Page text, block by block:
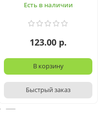
Есть в наличии
123.00 р.
В корзину
Быстрый заказ